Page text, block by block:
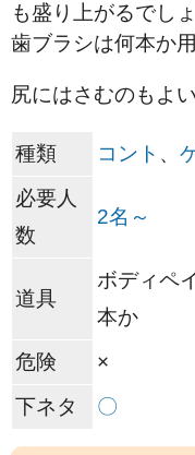
も盛り上がるでしょ
歯ブラシは何本か
尻にはさむのもよ
種類 コント 、
必要人
数
2名～
道具
ボディペ
本か
危険
×
下ネタ
〇